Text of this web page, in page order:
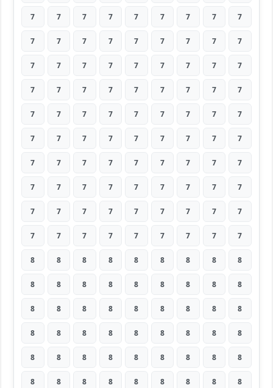
7 7 7 7 7 7 7 7 7
7 7 7 7 7 7 7 7 7
7 7 7 7 7 7 7 7 7
7 7 7 7 7 7 7 7 7
7 7 7 7 7 7 7 7 7
7 7 7 7 7 7 7 7 7
7 7 7 7 7 7 7 7 7
7 7 7 7 7 7 7 7 7
7 7 7 7 7 7 7 7 7
7 7 7 7 7 7 7 7 7
8 8 8 8 8 8 8 8 8
8 8 8 8 8 8 8 8 8
8 8 8 8 8 8 8 8 8
8 8 8 8 8 8 8 8 8
8 8 8 8 8 8 8 8 8
8 8 8 8 8 8 8 8 8